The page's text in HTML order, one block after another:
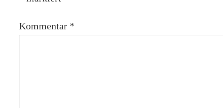
Kommentar *